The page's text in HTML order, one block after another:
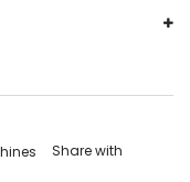
Share with